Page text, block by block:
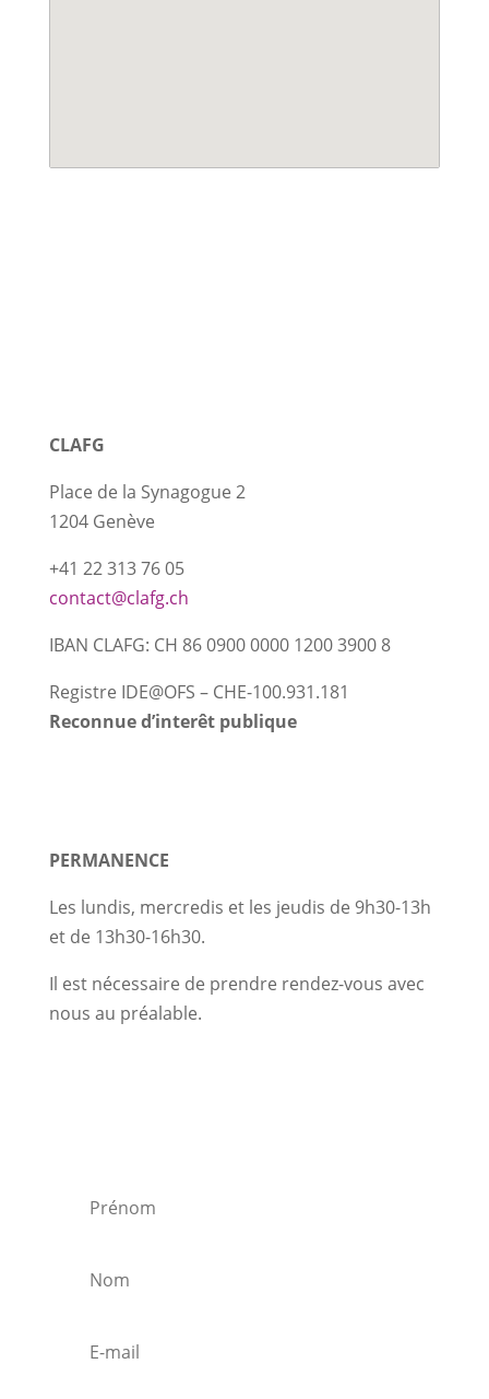
CLAFG
Place de la Synagogue 2
1204 Genève
+41 22 313 76 05
contact@clafg.ch
IBAN CLAFG: CH 86 0900 0000 1200 3900 8
Registre IDE@OFS – CHE-100.931.181
Reconnue d’interêt publique
PERMANENCE
Les lundis, mercredis et les jeudis de 9h30-13h
et de 13h30-16h30.
Il est nécessaire de prendre rendez-vous avec
nous au préalable.